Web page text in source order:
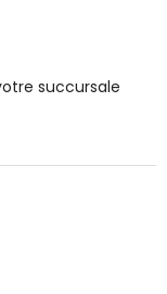
succursale